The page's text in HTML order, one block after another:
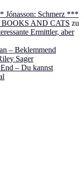
Schmerz ***
BOOKS AND CATS zu
Ermittler, aber
– Beklemmend
Sager
End – Du kannst